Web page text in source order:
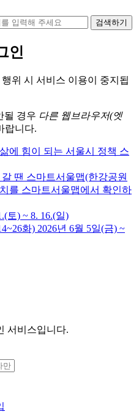
검색하기
인
위 시 서비스 이용이 중지됩
될 경우 다른 웹브라우저(엣
랍니다.
서비스입니다.